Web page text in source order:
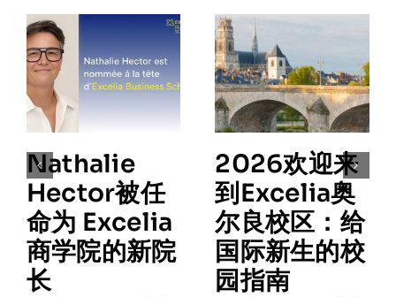
Nathalie
Hector被任
命为 Excelia
商学院的新院
长
2026欢迎来
到Excelia奥
尔良校区：给
国际新生的校
园指南